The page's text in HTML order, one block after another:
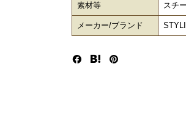
素材等 スチ
メーカー/ブランド